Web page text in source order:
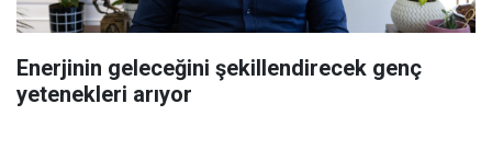
Enerjinin geleceğini şekillendirecek genç
yetenekleri arıyor